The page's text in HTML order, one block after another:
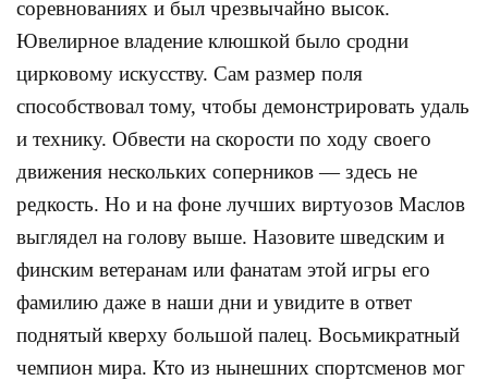
соревнованиях и был чрезвычайно высок.
Ювелирное владение клюшкой было сродни
цирковому искусству. Сам размер поля
способствовал тому, чтобы демонстрировать удаль
и технику. Обвести на скорости по ходу своего
движения нескольких соперников — здесь не
редкость. Но и на фоне лучших виртуозов Маслов
выглядел на голову выше. Назовите шведским и
финским ветеранам или фанатам этой игры его
фамилию даже в наши дни и увидите в ответ
поднятый кверху большой палец. Восьмикратный
чемпион мира. Кто из нынешних спортсменов мог